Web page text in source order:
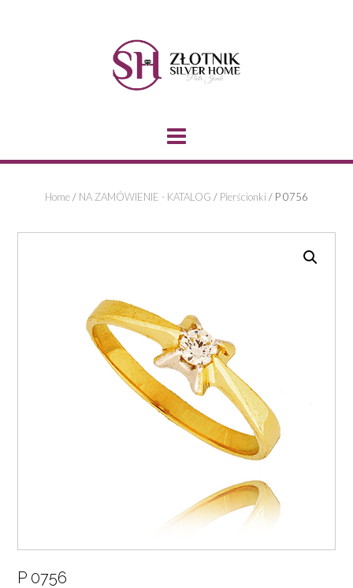
Home/ NA ZAMÓWIENIE - KATALOG / Pierścionki / P 0756
P 0756